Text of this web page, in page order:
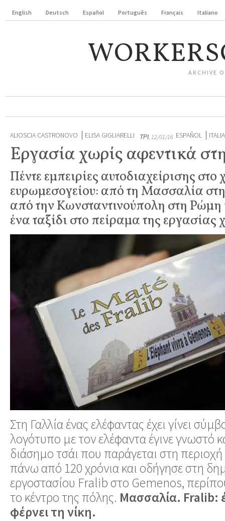
English Deutsch Español Português Français Italiano
ARCHIVE
ALIOSCIA CASTRONOVO ELISA GIGLIARELLI ΤΡΊ, 12/01/16 ESPAÑOL
Εργασία χωρίς αφεντικά
Πέντε εμπειρίες αυτοδιαχείρισης στο
ευρωμεσογείου: από τη Μασσαλία
από την Κωνσταντινούπολη στη
ένα ταξίδι στο πείραμα της εργασίας
Στη Γαλλία ένας ελέφαντας έχει γίνει
λογότυπο με τον ελέφαντα έγινε γνωστό
διάσημο τσάι που παράγεται στη
πάνω από 120 χρόνια και οδήγησε στη
εργοστασίου Fralib στο Gemenos,
το κέντρο της πόλης. Μασσαλία. Fralib:
φέρνει τη νίκη.